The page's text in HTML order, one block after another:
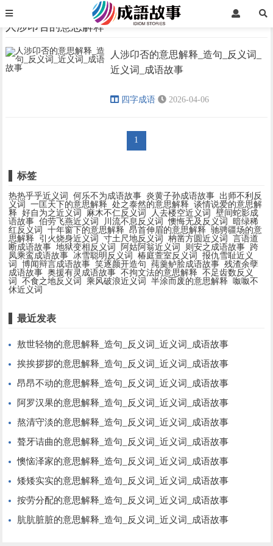
› ›
人涉卬否的意思解释
人涉卬否的意思解释
人涉卬否的意思解释_造句_反义词_
近义词_成语故事
四字成语 2026-04-06
1
标签
热热乎乎近义词 何乐不为成语故事 炎黄子孙成语故事 出师不利反
义词
一匡天下的意思解释 处之泰然的意思解释
谈情说爱的意思解
释
好自为之近义词 麻木不仁反义词 人去楼空近义词
壁间蛇影成
语故事 伯劳飞燕近义词 川流不息反义词 懊悔无及反义词
暗绿稀
红反义词
十年窗下的意思解释 昂首伸眉的意思解释
驰骋疆场的意
思解释
引火烧身近义词 寸土尺地反义词 枘凿方圆近义词
言语道
断成语故事 地狱变相反义词 阿姑阿翁近义词 则安之成语故事 跨
凤乘鸾成语故事 冰雪聪明反义词 椿庭萱室反义词
报仇雪耻近义
词
博闻辩言成语故事 笑逐颜开造句 莼羹鲈脍成语故事 残渣余孽
成语故事 奥援有灵成语故事 不拘文法的意思解释
不足齿数反义
词
不食之地反义词 乘风破浪近义词 半涂而废的意思解释
呶呶不
休近义词
最近发表
敖世轻物的意思解释_造句_反义词_近义词_成语故事
挨挨拶拶的意思解释_造句_反义词_近义词_成语故事
昂昂不动的意思解释_造句_反义词_近义词_成语故事
阿罗汉果的意思解释_造句_反义词_近义词_成语故事
熬清守淡的意思解释_造句_反义词_近义词_成语故事
聱牙诘曲的意思解释_造句_反义词_近义词_成语故事
懊恼泽家的意思解释_造句_反义词_近义词_成语故事
矮矮实实的意思解释_造句_反义词_近义词_成语故事
按劳分配的意思解释_造句_反义词_近义词_成语故事
肮肮脏脏的意思解释_造句_反义词_近义词_成语故事